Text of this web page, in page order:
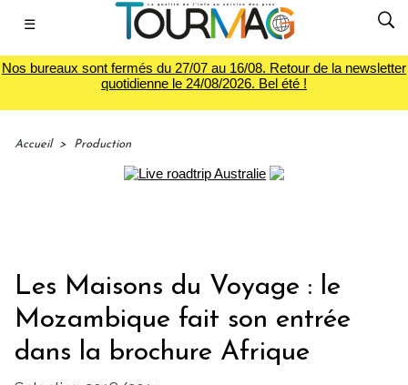
☰
Nos bureaux sont fermés du 27/07 au 16/08. Retour de la newsletter
quotidienne le 24/08/2026. Bel été !
Accueil > Production
Les Maisons du Voyage : le
Mozambique fait son entrée
dans la brochure Afrique